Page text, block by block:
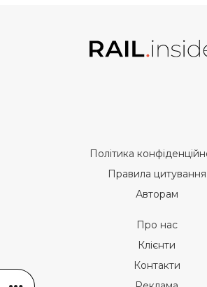
Політика
Правила цитування
Авторам
Про нас
Клієнти
Контакти